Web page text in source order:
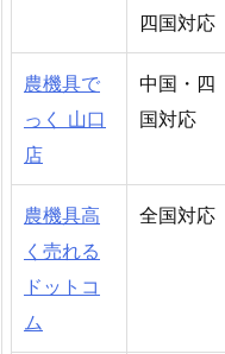
四国対応
農機具で
っく 山口
店
中国・四
国対応
農機具高
く売れる
ドットコ
ム
全国対応